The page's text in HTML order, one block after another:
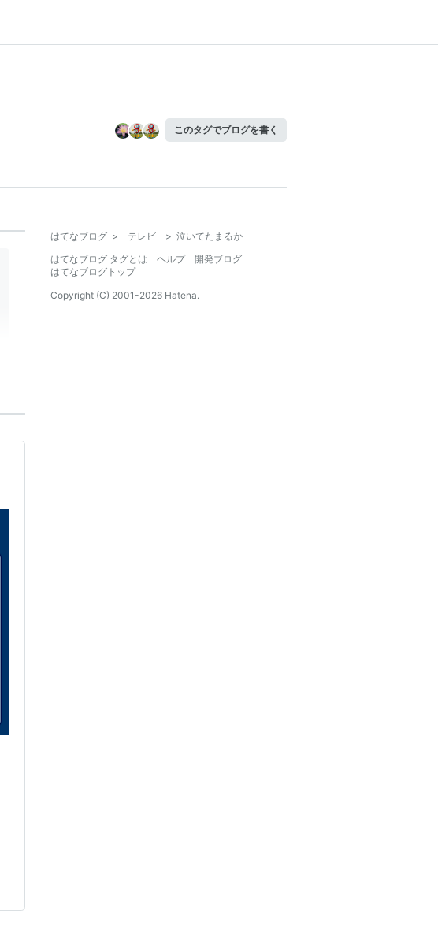
このタグでブログを書く
はてなブログ > テレビ > 泣いてたまるか
はてなブログ タグとは
ヘルプ
開発ブログ
はてなブログトップ
Copyright (C) 2001-2026 Hatena.